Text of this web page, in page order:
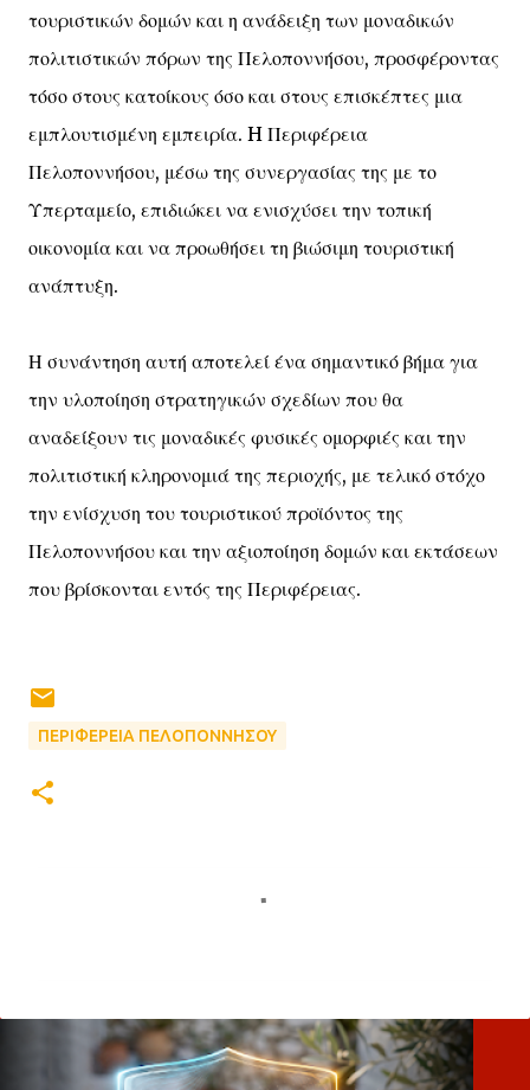
τουριστικών δομών και η ανάδειξη των μοναδικών
πολιτιστικών πόρων της Πελοποννήσου, προσφέροντας
τόσο στους κατοίκους όσο και στους επισκέπτες μια
εμπλουτισμένη εμπειρία. H Περιφέρεια
Πελοποννήσου, μέσω της συνεργασίας της με το
Υπερταμείο, επιδιώκει να ενισχύσει την τοπική
οικονομία και να προωθήσει τη βιώσιμη τουριστική
ανάπτυξη.
Η συνάντηση αυτή αποτελεί ένα σημαντικό βήμα για
την υλοποίηση στρατηγικών σχεδίων που θα
αναδείξουν τις μοναδικές φυσικές ομορφιές και την
πολιτιστική κληρονομιά της περιοχής, με τελικό στόχο
την ενίσχυση του τουριστικού προϊόντος της
Πελοποννήσου και την αξιοποίηση δομών και εκτάσεων
που βρίσκονται εντός της Περιφέρειας.
ΠΕΡΙΦΕΡΕΙΑ ΠΕΛΟΠΟΝΝΗΣΟΥ
λ